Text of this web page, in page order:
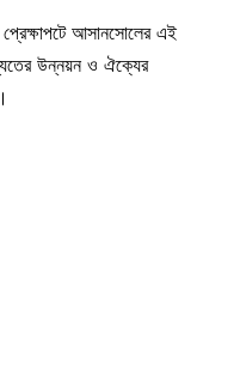
প্রেক্ষাপটে আসানসোলের এই
উন্নয়ন ও ঐক্যের